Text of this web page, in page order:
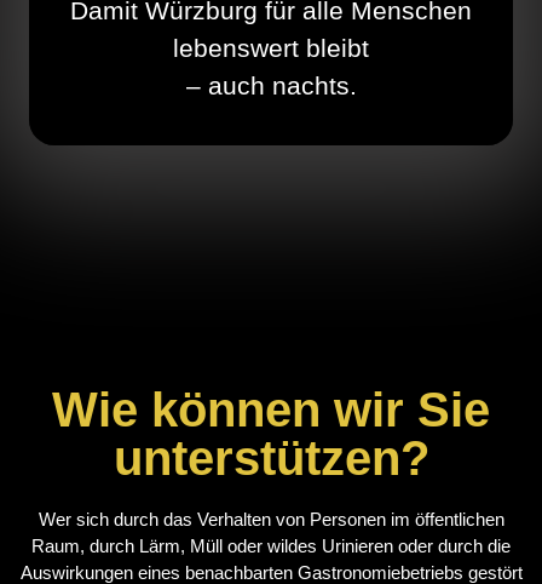
Damit Würzburg für alle Menschen
lebenswert bleibt
– auch nachts.
Wie können wir Sie
unterstützen?
Wer sich durch das Verhalten von Personen im öffentlichen
Raum, durch Lärm, Müll oder wildes Urinieren oder durch die
Auswirkungen eines benachbarten Gastronomiebetriebs gestört